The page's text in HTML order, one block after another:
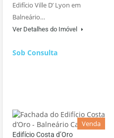
Edifício Ville D’ Lyon em
Balneário…
Ver Detalhes do Imóvel
Sob Consulta
Venda
Edifício Costa d’Oro